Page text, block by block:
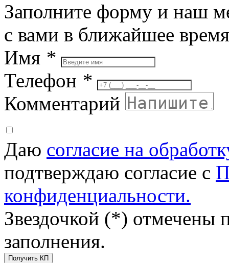
Заполните форму и наш
с вами в ближайшее время
Имя *
Телефон *
Комментарий
Даю согласие на
подтверждаю согласие с
конфиденциальности.
Звездочкой (*) отмечены
заполнения.
Получить КП